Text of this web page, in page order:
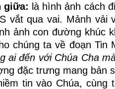
giữa: là hình ảnh cách
vắt qua vai. Mảnh vải
ảnh con đường khúc
chúng ta về đoạn Tin
ai đến với Chúa Cha
đặc trưng mang bản
tin vào Chúa,